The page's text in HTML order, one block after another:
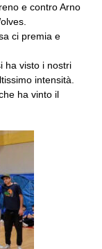
e contro Arno
ci premia e
ha visto i nostri
intensità.
ha vinto il